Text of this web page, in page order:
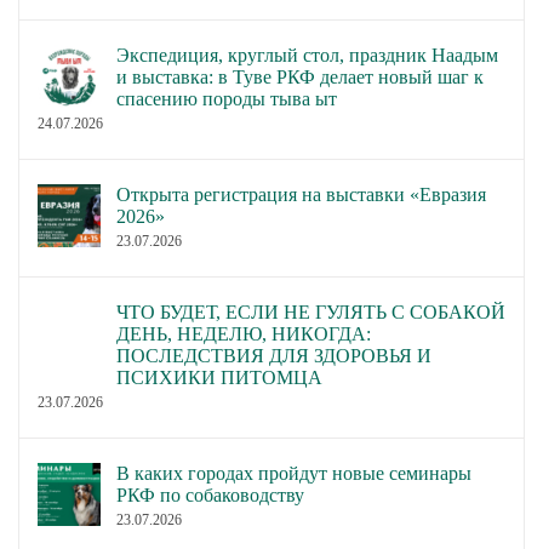
Экспедиция, круглый стол, праздник Наадым
и выставка: в Туве РКФ делает новый шаг к
спасению породы тыва ыт
24.07.2026
Открыта регистрация на выставки «Евразия
2026»
23.07.2026
ЧТО БУДЕТ, ЕСЛИ НЕ ГУЛЯТЬ С СОБАКОЙ
ДЕНЬ, НЕДЕЛЮ, НИКОГДА:
ПОСЛЕДСТВИЯ ДЛЯ ЗДОРОВЬЯ И
ПСИХИКИ ПИТОМЦА
23.07.2026
В каких городах пройдут новые семинары
РКФ по собаководству
23.07.2026